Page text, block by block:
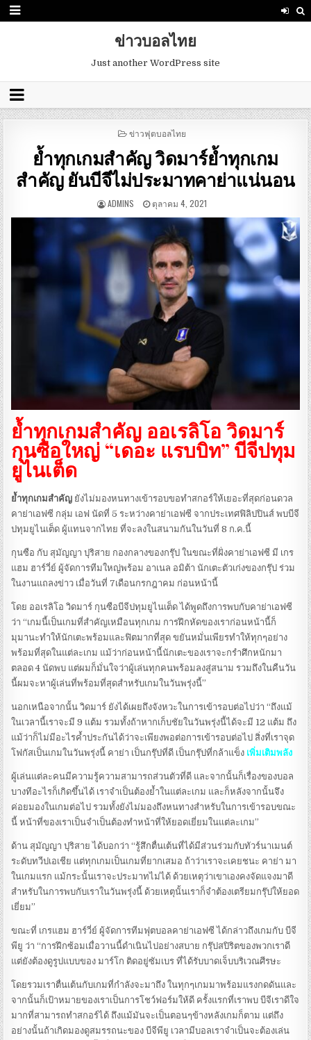
ข่าวบอลไทย
Just another WordPress site
POSTED
ข่าวฟุตบอลไทย
ย้ำทุกเกมสำคัญ วิดมาร์ย้ำทุกเกม
สำคัญ ยันบีจีไม่ประมาทคาย่าแน่นอน
ADMINS ตุลาคม 4, 2021
ย้ำทุกเกมสำคัญ ออเรลิโอ วิดมาร์
กุนซือใหญ่ “เดอะ แรบบิท” บีจีปทุม
ยูไนเต็ด
ย้ำทุกเกมสำคัญ ยังไม่มองหนทางเข้ารอบขอทำสกอร์ให้เยอะที่สุดก่อนดวล
คาย่าเอฟซี กลุ่ม เอฟ นัดที่ 5 ระหว่างคาย่าเอฟซี จากประเทศฟิลิปปินส์ พบบีจี
ปทุมยูไนเต็ด ผู้แทนจากไทย ที่จะลงในสนามกันในวันที่ 8 ก.ค.นี้
กุนซือ กับ สุมัญญา ปุริสาย กองกลางของกรุ๊ป ในขณะที่ฝั่งคาย่าเอฟซี มี เกร
แฮม ฮาร์วี่ย์ ผู้จัดการทีมใหญ่พร้อม อาเนล อมิต้า นักเตะตัวเก่งของกรุ๊ป ร่วม
ในงานแถลงข่าว เมื่อวันที่ 7เดือนกรกฎาคม ก่อนหน้านี้
โดย ออเรลิโอ วิดมาร์ กุนซือบีจีปทุมยูไนเต็ด ได้พูดถึงการพบกับคาย่าเอฟซี
ว่า “เกมนี้เป็นเกมที่สำคัญเหมือนทุกเกม การฝึกหัดของเราก่อนหน้านี้ก็
มุมานะทำให้นักเตะพร้อมและฟิตมากที่สุด ขยันหมั่นเพียรทำให้ทุกๆอย่าง
พร้อมที่สุดในแต่ละเกม แม้ว่าก่อนหน้านี้นักเตะของเราจะกรำศึกหนักมา
ตลอด 4 นัดพบ แต่ผมก็มั่นใจว่าผู้เล่นทุกคนพร้อมลงสู่สนาม รวมถึงในคืนวัน
นี้ผมจะหาผู้เล่นที่พร้อมที่สุดสำหรับเกมในวันพรุ่งนี้”
นอกเหนือจากนั้น วิดมาร์ ยังได้เผยถึงจังหวะในการเข้ารอบต่อไปว่า “ถึงแม้
ในเวลานี้เราจะมี 9 แต้ม รวมทั้งถ้าหากเก็บชัยในวันพรุ่งนี้ได้จะมี 12 แต้ม ถึง
แม้ว่าก็ไม่มีอะไรค้ำประกันได้ว่าจะเพียงพอต่อการเข้ารอบต่อไป สิ่งที่เราจุด
โฟกัสเป็นเกมในวันพรุ่งนี้ คาย่า เป็นกรุ๊ปที่ดี เป็นกรุ๊ปที่กล้าแข็ง เพิ่มเติมพลัง
ผู้เล่นแต่ละคนมีความรู้ความสามารถส่วนตัวที่ดี และจากนั้นก็เรื่องของบอล
บางทีอะไรก็เกิดขึ้นได้ เราจำเป็นต้องย้ำในแต่ละเกม และก็หลังจากนั้นจึง
ค่อยมองในเกมต่อไป รวมทั้งยังไม่มองถึงหนทางสำหรับในการเข้ารอบขณะ
นี้ หน้าที่ของเราเป็นจำเป็นต้องทำหน้าที่ให้ยอดเยี่ยมในแต่ละเกม”
ด้าน สุมัญญา ปุริสาย ได้บอกว่า “รู้สึกตื่นเต้นที่ได้มีส่วนร่วมกับทัวร์นาเมนต์
ระดับทวีปเอเชีย แต่ทุกเกมเป็นเกมที่ยากเสมอ ถ้าว่าเราจะเคยชนะ คาย่า มา
ในเกมแรก แม้กระนั้นเราจะประมาทไม่ได้ ด้วยเหตุว่าเขาเองคงจัดแจงมาดี
สำหรับในการพบกับเราในวันพรุ่งนี้ ด้วยเหตุนั้นเราก็จำต้องเตรียมกรุ๊ปให้ยอด
เยี่ยม”
ขณะที่ เกรแฮม ฮาร์วี่ย์ ผู้จัดการทีมฟุตบอลคาย่าเอฟซี ได้กล่าวถึงเกมกับ บีจี
พียู ว่า “การฝึกซ้อมเมื่อวานนี้ดำเนินไปอย่างสบาย กรุ๊ปสปิริตของพวกเราดี
แต่ยังต้องดูรูปแบบของ มาร์โก ติดอยู่ซัมเบร ที่ได้รับบาดเจ็บบริเวณศีรษะ
โดยรวมเราตื่นเต้นกับเกมที่กำลังจะมาถึง ในทุกๆเกมมาพร้อมแรงกดดันและ
จากนั้นก็เป้าหมายของเราเป็นการโชว์ฟอร์มให้ดี ครั้งแรกที่เราพบ บีจีเราดีใจ
มากที่สามารถทำสกอร์ได้ ถึงแม้มันจะเป็นตอนๆข้างหลังเกมก็ตาม แต่ถึง
อย่างนั้นถ้าเกิดมองดูสมรรถนะของ บีจีพียู เวลามีบอลเราจำเป็นจะต้องเล่น